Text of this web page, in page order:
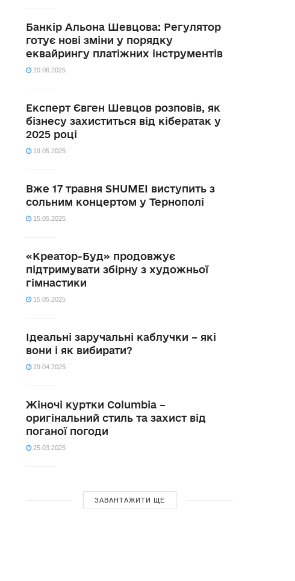
Банкір Альона Шевцова: Регулятор
готує нові зміни у порядку
еквайрингу платіжних інструментів
20.06.2025
Експерт Євген Шевцов розповів, як
бізнесу захиститься від кібератак у
2025 році
19.05.2025
Вже 17 травня SHUMEI виступить з
сольним концертом у Тернополі
15.05.2025
«Креатор-Буд» продовжує
підтримувати збірну з художньої
гімнастики
15.05.2025
Ідеальні заручальні каблучки – які
вони і як вибирати?
29.04.2025
Жіночі куртки Columbia –
оригінальний стиль та захист від
поганої погоди
25.03.2025
ЗАВАНТАЖИТИ ЩЕ